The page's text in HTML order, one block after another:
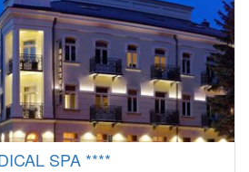
SPA ****